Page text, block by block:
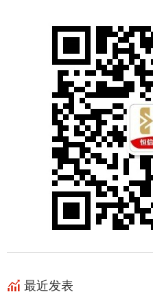
最近发表